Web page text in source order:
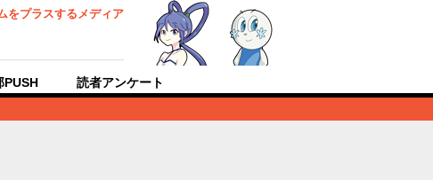
をプラスするメディア
PUSH 読者アンケート